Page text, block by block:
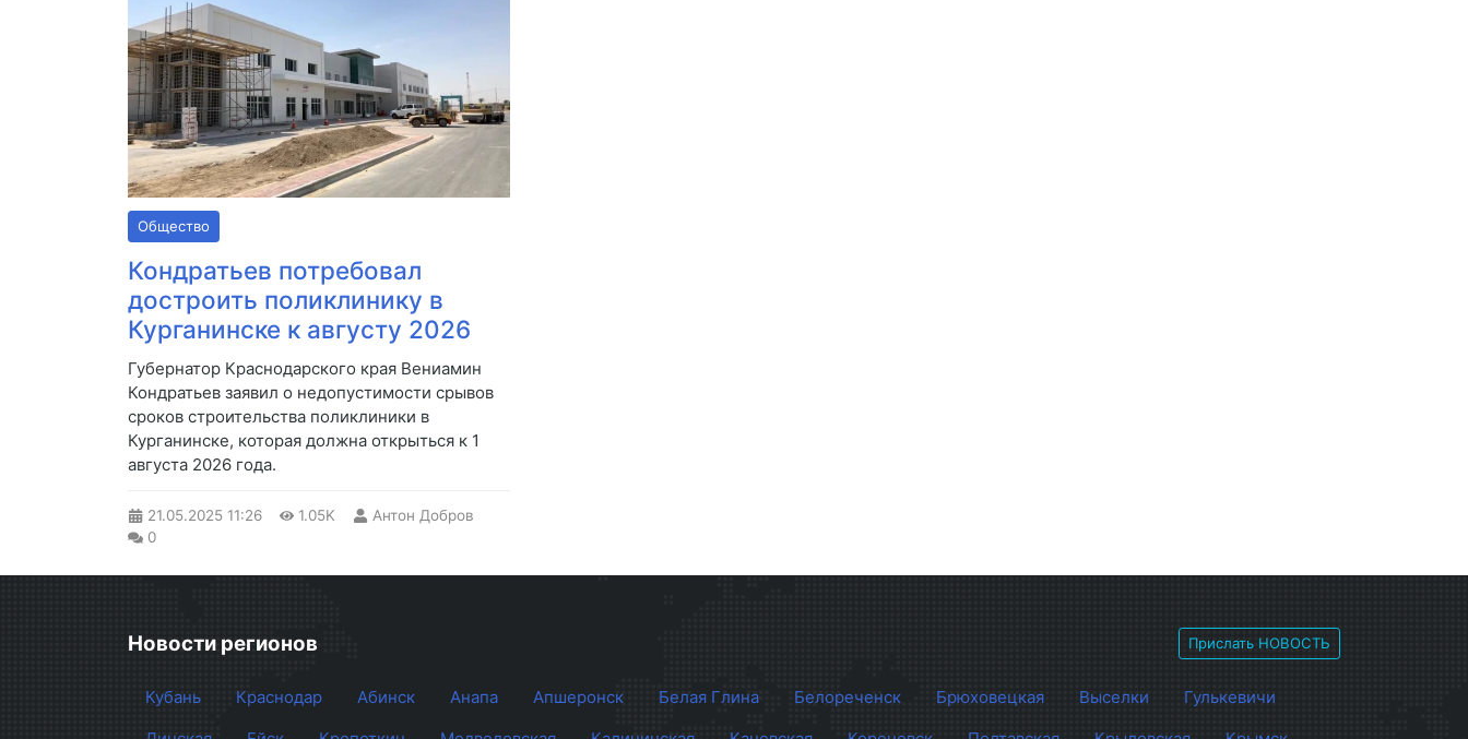
Общество
Кондратьев потребовал
достроить поликлинику в
Курганинске к августу 2026
Губернатор Краснодарского края Вениамин
Кондратьев заявил о недопустимости срывов
сроков строительства поликлиники в
Курганинске, которая должна открыться к 1
августа 2026 года.
21.05.2025 11:26 1.05K
Антон Добров
0
Новости регионов Прислать НОВОСТЬ
Кубань Краснодар Абинск Анапа Апшеронск Белая Глина Белореченск Брюховецкая Выселки
Гулькевичи